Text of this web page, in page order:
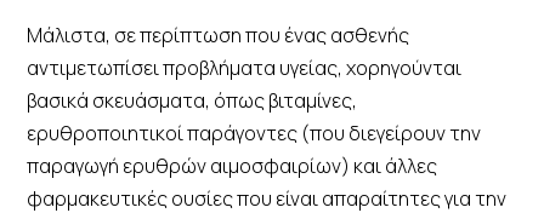
Μάλιστα, σε περίπτωση που ένας ασθενής
αντιμετωπίσει προβλήματα υγείας, χορηγούνται
βασικά σκευάσματα, όπως βιταμίνες,
ερυθροποιητικοί παράγοντες (που διεγείρουν την
παραγωγή ερυθρών αιμοσφαιρίων) και άλλες
φαρμακευτικές ουσίες που είναι απαραίτητες για την